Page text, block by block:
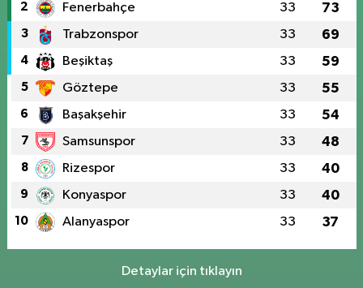
2 Fenerbahçe 33 73
3 Trabzonspor 33 69
4 Beşiktaş 33 59
5 Göztepe 33 55
6 Başakşehir 33 54
7 Samsunspor 33 48
8 Rizespor 33 40
9 Konyaspor 33 40
10 Alanyaspor 33 37
Detaylar için tıklayın